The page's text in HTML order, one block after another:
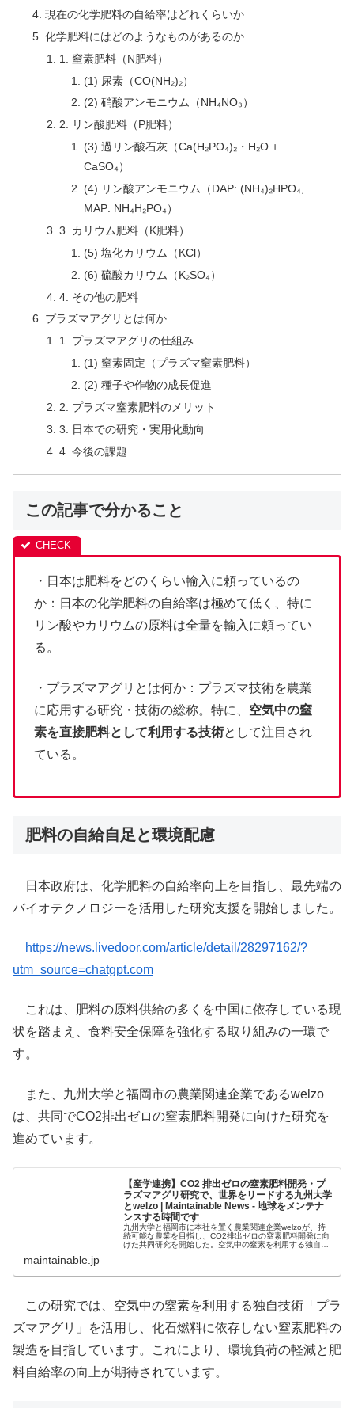
現在の化学肥料の自給率はどれくらいか
化学肥料にはどのようなものがあるのか
1. 窒素肥料（N肥料）
(1) 尿素（CO(NH₂)₂）
(2) 硝酸アンモニウム（NH₄NO₃）
2. リン酸肥料（P肥料）
(3) 過リン酸石灰（Ca(H₂PO₄)₂・H₂O +
CaSO₄）
(4) リン酸アンモニウム（DAP: (NH₄)₂HPO₄,
MAP: NH₄H₂PO₄）
3. カリウム肥料（K肥料）
(5) 塩化カリウム（KCl）
(6) 硫酸カリウム（K₂SO₄）
4. その他の肥料
プラズマアグリとは何か
1. プラズマアグリの仕組み
(1) 窒素固定（プラズマ窒素肥料）
(2) 種子や作物の成長促進
2. プラズマ窒素肥料のメリット
3. 日本での研究・実用化動向
4. 今後の課題
この記事で分かること
・日本は肥料をどのくらい輸入に頼っているの
か：日本の化学肥料の自給率は極めて低く、特に
リン酸やカリウムの原料は全量を輸入に頼ってい
る。
・プラズマアグリとは何か：プラズマ技術を農業
に応用する研究・技術の総称。特に、 空気中の窒
素を直接肥料として利用する技術として注目され
ている。
肥料の自給自足と環境配慮
日本政府は、化学肥料の自給率向上を目指し、最先端の
バイオテクノロジーを活用した研究支援を開始しました。
https://news.livedoor.com/article/detail/28297162/?
utm_source=chatgpt.com
これは、肥料の原料供給の多くを中国に依存している現
状を踏まえ、食料安全保障を強化する取り組みの一環で
す。
また、九州大学と福岡市の農業関連企業であるwelzo
は、共同でCO2排出ゼロの窒素肥料開発に向けた研究を
進めています。
【産学連携】CO2 排出ゼロの窒素肥料開発・プ
ラズマアグリ研究で、世界をリードする九州大学
とwelzo | Maintainable News - 地球をメンテナ
ンスする時間です
九州大学と福岡市に本社を置く農業関連企業welzoが、持
続可能な農業を目指し、CO2排出ゼロの窒素肥料開発に向
けた共同研究を開始した。空気中の窒素を利用する独自技
maintainable.jp
この研究では、空気中の窒素を利用する独自技術「プラ
ズマアグリ」を活用し、化石燃料に依存しない窒素肥料の
製造を目指しています。これにより、環境負荷の軽減と肥
料自給率の向上が期待されています。